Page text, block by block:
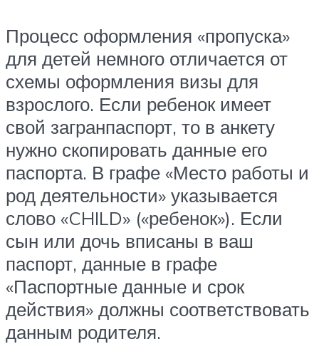
Процесс оформления «пропуска»
для детей немного отличается от
схемы оформления визы для
взрослого. Если ребенок имеет
свой загранпаспорт, то в анкету
нужно скопировать данные его
паспорта. В графе «Место работы и
род деятельности» указывается
слово «CHILD» («ребенок»). Если
сын или дочь вписаны в ваш
паспорт, данные в графе
«Паспортные данные и срок
действия» должны соответствовать
данным родителя.